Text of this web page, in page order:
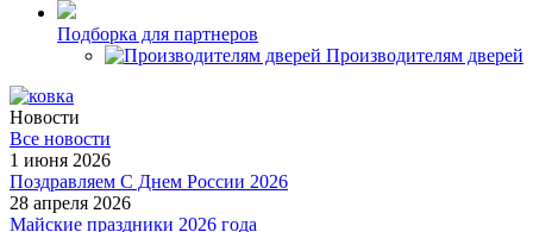
Подборка для партнеров
Производителям дверей
Новости
Все новости
1 июня 2026
Поздравляем С Днем России 2026
28 апреля 2026
Майские праздники 2026 года